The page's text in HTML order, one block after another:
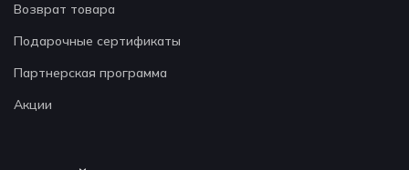
Возврат товара
Подарочные сертификаты
Партнерская программа
Акции